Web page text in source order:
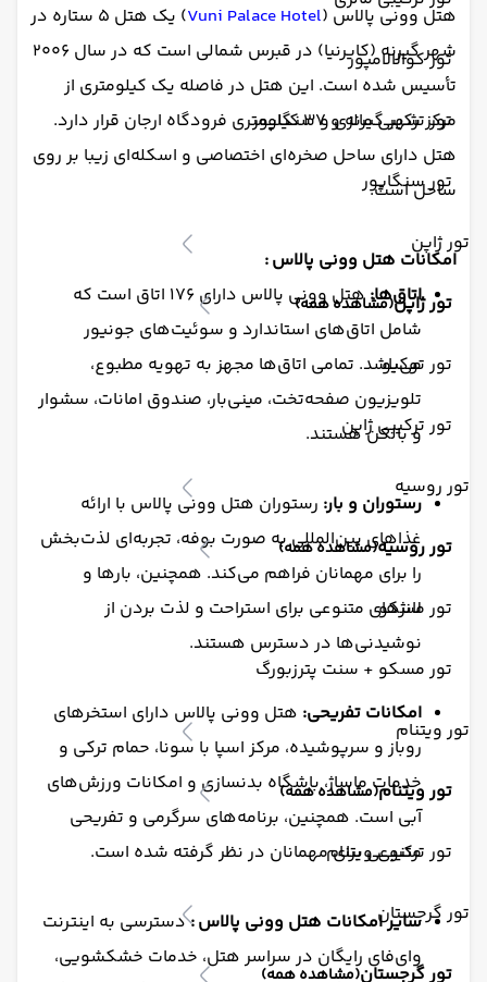
تور کوالالامپور
تور ترکیبی مالزی و سنگاپور
تور سنگاپور
تور ژاپن
تور ژاپن(مشاهده همه)
تور توکیو
تور ترکیبی ژاپن
تور روسیه
تور روسیه(مشاهده همه)
تور مسکو
تور مسکو + سنت پترزبورگ
تور ویتنام
تور ویتنام(مشاهده همه)
تور ترکیبی ویتنام
تور گرجستان
تور گرجستان(مشاهده همه)
هتل وونی پالاس (Vuni Palace Hotel
) یک هتل ۵ ستاره در
شهر گیرنه (کایرنیا) در قبرس شمالی است که در سال ۲۰۰۶
تأسیس شده است. این هتل در فاصله یک کیلومتری از
مرکز شهر گیرنه و ۳۷ کیلومتری فرودگاه ارجان قرار دارد.
هتل دارای ساحل صخره‌ای اختصاصی و اسکله‌ای زیبا بر روی
ساحل است.
امکانات هتل وونی پالاس :
اتاق‌ها:
هتل وونی پالاس دارای ۱۷۶ اتاق است که
شامل اتاق‌های استاندارد و سوئیت‌های جونیور
می‌باشد. تمامی اتاق‌ها مجهز به تهویه مطبوع،
تلویزیون صفحه‌تخت، مینی‌بار، صندوق امانات، سشوار
و بالکن هستند.
رستوران و بار: رستوران هتل وونی پالاس با ارائه
غذاهای بین‌المللی به صورت بوفه، تجربه‌ای لذت‌بخش
را برای مهمانان فراهم می‌کند. همچنین، بارها و
لانژهای متنوعی برای استراحت و لذت بردن از
نوشیدنی‌ها در دسترس هستند.
امکانات تفریحی: هتل وونی پالاس دارای استخرهای
روباز و سرپوشیده، مرکز اسپا با سونا، حمام ترکی و
خدمات ماساژ، باشگاه بدنسازی و امکانات ورزش‌های
آبی است. همچنین، برنامه‌های سرگرمی و تفریحی
متنوعی برای مهمانان در نظر گرفته شده است.
سایر امکانات هتل وونی پالاس:دسترسی به اینترنت
وای‌فای رایگان در سراسر هتل، خدمات خشکشویی،